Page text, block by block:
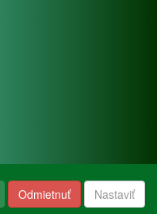
Odmietnuť Nastaviť